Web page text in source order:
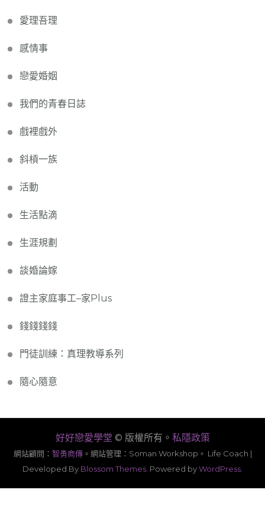
愛理吾理
感情事
戀愛婚姻
我們的青春日誌
戲裡戲外
斜槓一族
活動
生活點滴
生涯規劃
談婚論嫁
證主家庭事工–家Plus
錢錢錢錢
門徒訓練：真理教導系列
隨心隨意
好好戀愛學堂 © 版權所有。 私隱政策
網站顧問： 智勇商傳。 網站管理：Soman Workshop。 Life Coach |
Developed By Blossom Themes . Powered byWordPress